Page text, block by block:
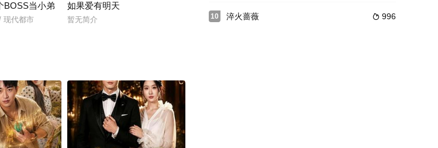
BOSS当小弟
现代都市
如果爱有明天
暂无简介 10  996
淬火蔷薇